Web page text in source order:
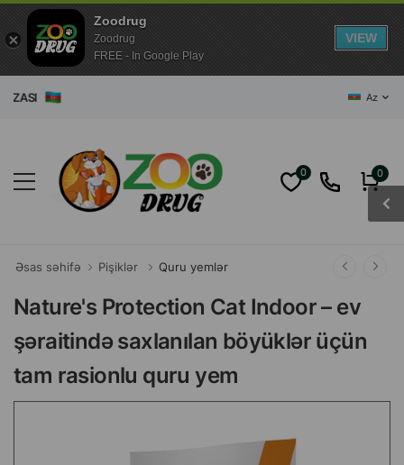
Az
0 0
Əsas səhifə Pişiklər Quru yemlər
Nature's Protection Cat Indoor – ev
şəraitində saxlanılan böyüklər üçün
tam rasionlu quru yem
Zoodrug
Zoodrug
FREE - In Google Play
VIEW